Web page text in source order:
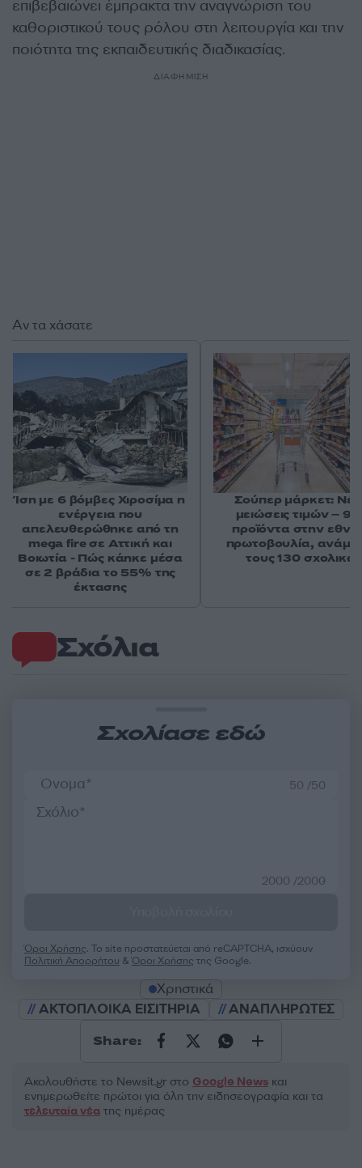
επιβεβαιώνει έμπρακτα την αναγνώριση του
καθοριστικού τους ρόλου στη λειτουργία και την
ποιότητα της εκπαιδευτικής διαδικασίας.
ΔΙΑΦΗΜΙΣΗ
Σχόλια
Σχολίασε εδώ
50 /50
2000 /2000
Όροι Χρήσης. Το site προστατεύεται από reCAPTCHA, ισχύουν
Πολιτική Απορρήτου &Όροι Χρήσης της Google.
Χρηστικά
ΑΚΤΟΠΛΟΙΚΑ ΕΙΣΙΤΗΡΙΑ
ΑΝΑΠΛΗΡΩΤΕΣ
Share:
Ακολουθήστε το Νewsit.gr στο Google News και
ενημερωθείτε πρώτοι για όλη την ειδησεογραφία και τα
τελευταία νέα της ημέρας
Αν τα χάσατε
Ίση με 6 βόμβες Χιροσίμα η
ενέργεια που
απελευθερώθηκε από τη
mega fire σε Αττική και
Βοιωτία - Πώς κάηκε μέσα
σε 2 βράδια το 55% της
έκτασης
Σούπερ μάρκετ:
μειώσεις τιμών –
προϊόντα στην
πρωτοβουλία,
τους 130 σχολικά